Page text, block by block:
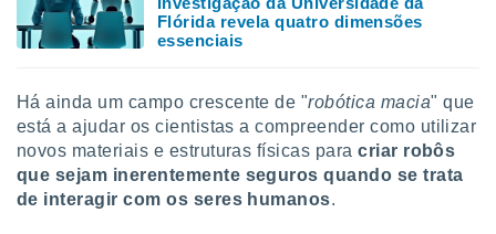
criar
Flórida revela quatro dimensões
essenciais
Há ainda um campo crescente de "robótica macia" que
está a ajudar os cientistas a compreender como utilizar
novos materiais e estruturas físicas paracriar robôs
que sejam inerentemente seguros quando se trata
de interagir com os seres humanos.